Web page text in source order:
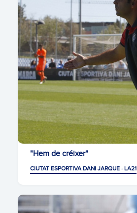
"Hem de créixer"
CIUTAT ESPORTIVA DANI JARQUE · LA21